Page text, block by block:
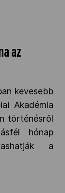
az
kevesebb
Akadémia
történésről
hónap
a